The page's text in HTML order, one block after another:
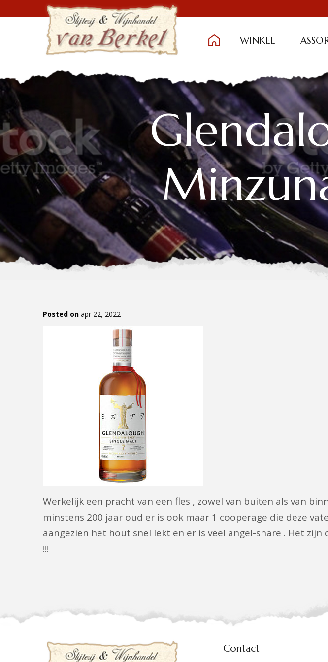
WINKEL
Posted on apr 22, 2022
Werkelijk een pracht van een fles , zowel van buiten als van
minstens 200 jaar oud er is ook maar 1 cooperage die deze
aangezien het hout snel lekt en er is veel angel-share . Het
!!!
Contact